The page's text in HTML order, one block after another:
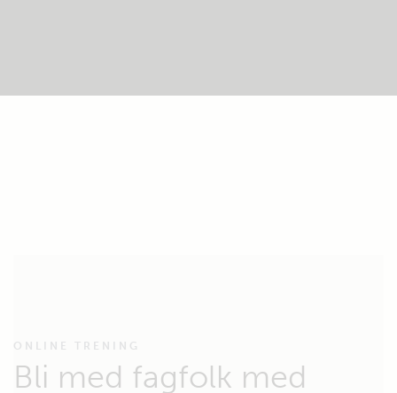
ONLINE TRENING
Bli med fagfolk med